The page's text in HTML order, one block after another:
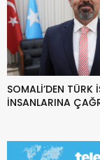
SOMALİ’DEN TÜRK
İNSANLARINA